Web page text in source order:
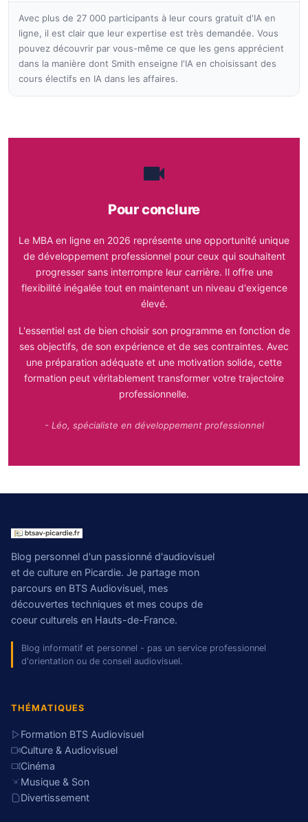
Avec plus de 27 000 participants à leur cours gratuit d'IA en
ligne, il est clair que leur expertise est très demandée. Vous
pouvez découvrir par vous-même ce que les gens apprécient
dans la manière dont Smith enseigne l'IA en choisissant des
cours électifs en IA dans les affaires.
Pour conclure
Le MBA en ligne en 2026 représente une opportunité unique
de développement professionnel pour ceux qui souhaitent
progresser sans interrompre leur carrière. Il offre une
flexibilité inégalée tout en maintenant un niveau d'exigence
élevé.
L'essentiel est de bien choisir son programme en fonction de
ses objectifs, de son expérience et de ses contraintes. Avec
une préparation adéquate et une motivation solide, cette
formation peut véritablement transformer votre trajectoire
professionnelle.
- Léo, spécialiste en développement professionnel
Blog personnel d'un passionné d'audiovisuel
et de culture en Picardie. Je partage mon
parcours en BTS Audiovisuel, mes
découvertes techniques et mes coups de
coeur culturels en Hauts-de-France.
Blog informatif et personnel - pas un service professionnel
d'orientation ou de conseil audiovisuel.
THÉMATIQUES
Formation BTS Audiovisuel
Culture & Audiovisuel
Cinéma
Musique & Son
Divertissement